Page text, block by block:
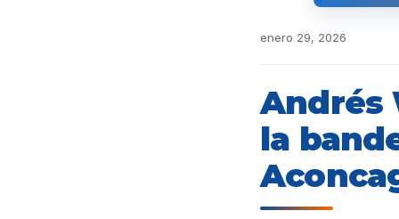
enero 29, 2026
Andrés
la